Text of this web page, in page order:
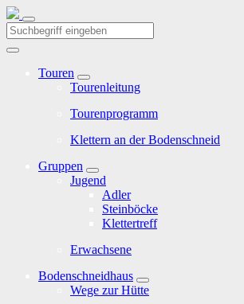
Touren
Tourenleitung
Tourenprogramm
Klettern an der Bodenschneid
Gruppen
Jugend
Adler
Steinböcke
Klettertreff
Erwachsene
Bodenschneidhaus
Wege zur Hütte